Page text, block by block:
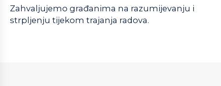
Zahvaljujemo građanima na razumijevanju i
strpljenju tijekom trajanja radova.